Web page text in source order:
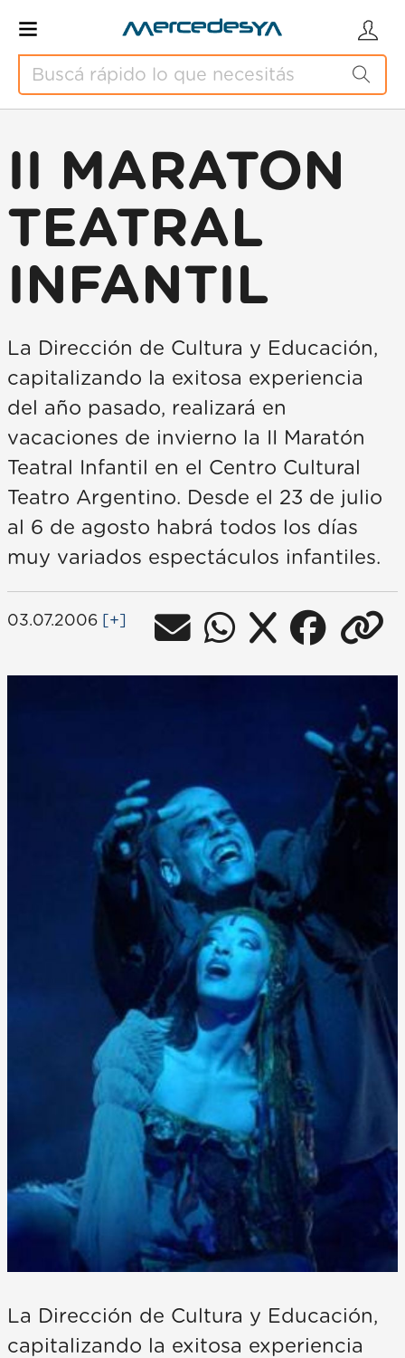
II MARATON
TEATRAL
INFANTIL
La Dirección de Cultura y Educación,
capitalizando la exitosa experiencia
del año pasado, realizará en
vacaciones de invierno la II Maratón
Teatral Infantil en el Centro Cultural
Teatro Argentino. Desde el 23 de julio
al 6 de agosto habrá todos los días
muy variados espectáculos infantiles.
03.07.2006 [+]
La Dirección de Cultura y Educación,
capitalizando la exitosa experiencia